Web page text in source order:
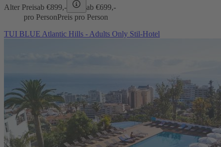
Alter Preisab €899,- ab €699,-
pro PersonPreis pro Person
TUI BLUE Atlantic Hills - Adults Only Stil-Hotel